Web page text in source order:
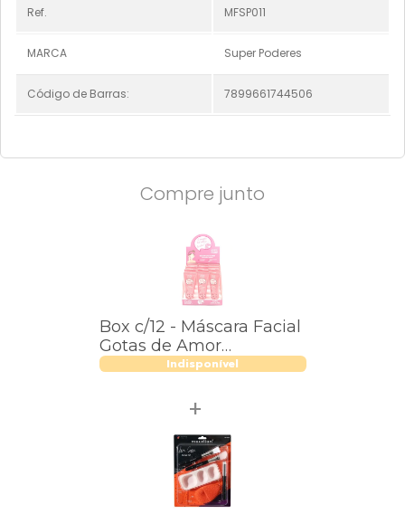
Ref. MFSP011
MARCA Super Poderes
Código de Barras: 7899661744506
Compre junto
Box c/12 - Máscara Facial
Gotas de Amor
#SuperPoderes - MFSP11
Indisponível